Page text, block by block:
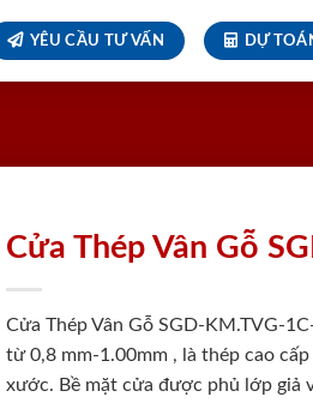
YÊU CẦU TƯ VẤN DỰ
Cửa Thép Vân Gỗ
Cửa Thép Vân Gỗ SGD-KM.TVG-
từ 0,8 mm-1.00mm , là thép cao
xước. Bề mặt cửa được phủ lớp giả